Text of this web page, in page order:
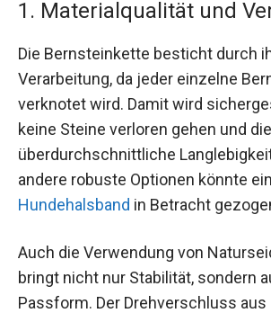
1. Materialqualität und
Die Bernsteinkette besticht durch
Verarbeitung, da jeder einzelne
verknotet wird. Damit wird
keine Steine verloren gehen und
überdurchschnittliche
andere robuste Optionen könnte ein
Hundehalsband in Betracht
Auch die Verwendung von
bringt nicht nur Stabilität, sondern
Passform. Der Drehverschluss